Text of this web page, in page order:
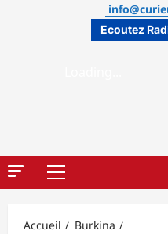
Ecoutez
Menu
Accueil
Burkina